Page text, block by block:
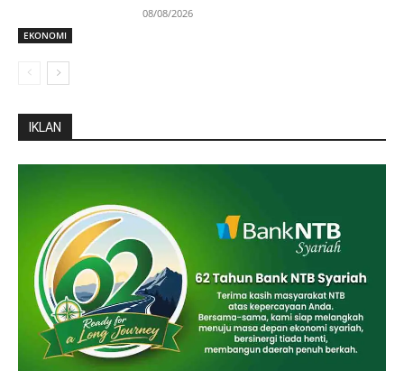
EKONOMI
08/08/2026
IKLAN